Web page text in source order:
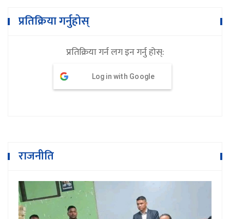
प्रतिक्रिया गर्नुहोस्
प्रतिक्रिया गर्न लग इन गर्नु होस्:
Log in with Google
राजनीति